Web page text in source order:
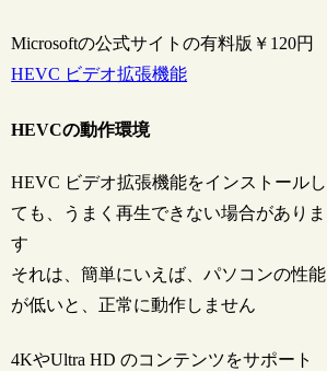
Microsoftの公式サイトの有料版￥120円
HEVC ビデオ拡張機能
HEVCの動作環境
HEVC ビデオ拡張機能をインストールし
ても、うまく再生できない場合がありま
す
それは、簡単にいえば、パソコンの性能
が低いと、正常に動作しません
4KやUltra HD のコンテンツをサポート